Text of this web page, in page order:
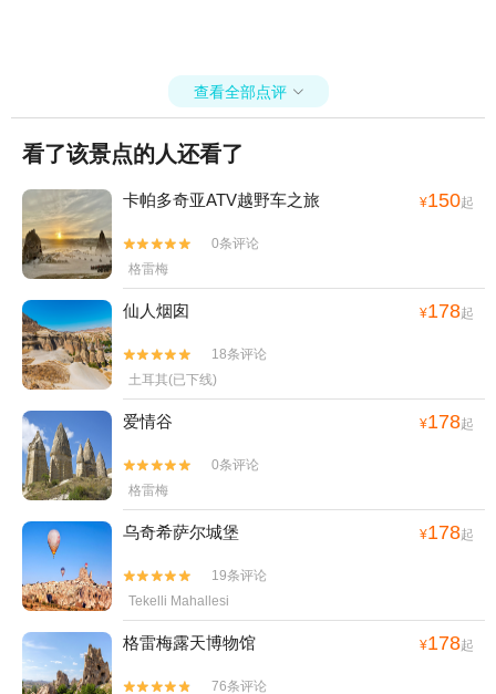
查看全部点评 
看了该景点的人还看了
卡帕多奇亚ATV越野车之旅 ¥150起


0条评论
格雷梅
仙人烟囱 ¥178起


18条评论
土耳其(已下线)
爱情谷 ¥178起


0条评论
格雷梅
乌奇希萨尔城堡 ¥178起


19条评论
Tekelli Mahallesi
格雷梅露天博物馆 ¥178起

 76条评论